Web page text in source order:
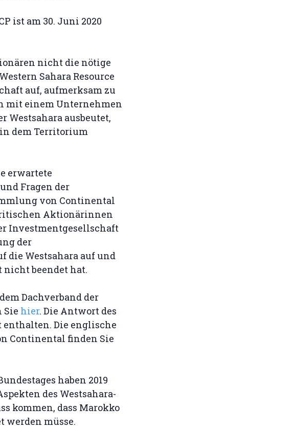
ist am 30. Juni 2020
nicht die nötige
Sahara Resource
auf, aufmerksam zu
mit einem Unternehmen
Westsahara ausbeutet,
dem Territorium
erwartete
Fragen der
von Continental
Aktionärinnen
Investmentgesellschaft
der
die Westsahara auf und
nicht beendet hat.
Dachverband der
hier. Die Antwort des
Die englische
Continental finden Sie
haben 2019
des Westsahara-
kommen, dass Marokko
werden müsse.